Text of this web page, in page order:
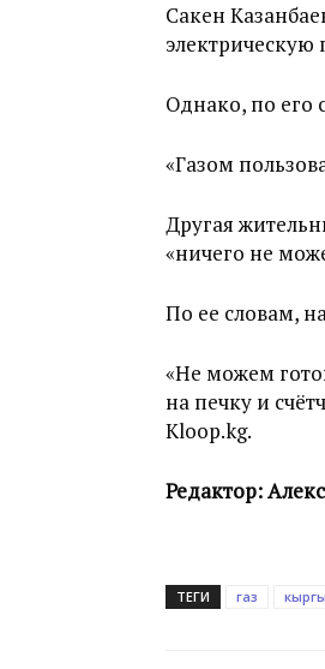
Сакен
электрическую
Однако, по его
«Газом
Другая
«ничего не
По ее словам,
«Не можем
на печку и
Kloop.kg.
Редактор:
ТЕГИ газ